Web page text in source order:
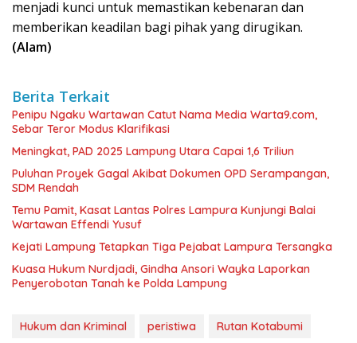
menjadi kunci untuk memastikan kebenaran dan
memberikan keadilan bagi pihak yang dirugikan.
(Alam)
Berita Terkait
Penipu Ngaku Wartawan Catut Nama Media Warta9.com,
Sebar Teror Modus Klarifikasi
Meningkat, PAD 2025 Lampung Utara Capai 1,6 Triliun
Puluhan Proyek Gagal Akibat Dokumen OPD Serampangan,
SDM Rendah
Temu Pamit, Kasat Lantas Polres Lampura Kunjungi Balai
Wartawan Effendi Yusuf
Kejati Lampung Tetapkan Tiga Pejabat Lampura Tersangka
Kuasa Hukum Nurdjadi, Gindha Ansori Wayka Laporkan
Penyerobotan Tanah ke Polda Lampung
Hukum dan Kriminal peristiwa Rutan Kotabumi